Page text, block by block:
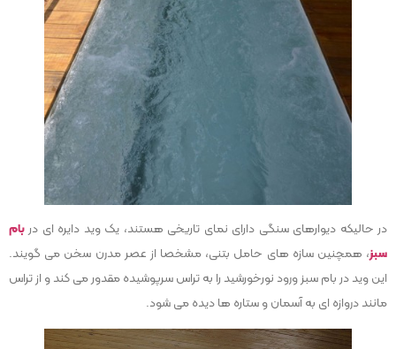
در حالیکه دیوارهای سنگی دارای نمای تاریخی هستند، یک وید دایره ای دربام
سبز، همچنین سازه های حامل بتنی، مشخصا از عصر مدرن سخن می گویند.
این وید در بام سبز ورود نورخورشید را به تراس سرپوشیده مقدور می کند و از تراس
مانند دروازه ای به آسمان و ستاره ها دیده می شود.